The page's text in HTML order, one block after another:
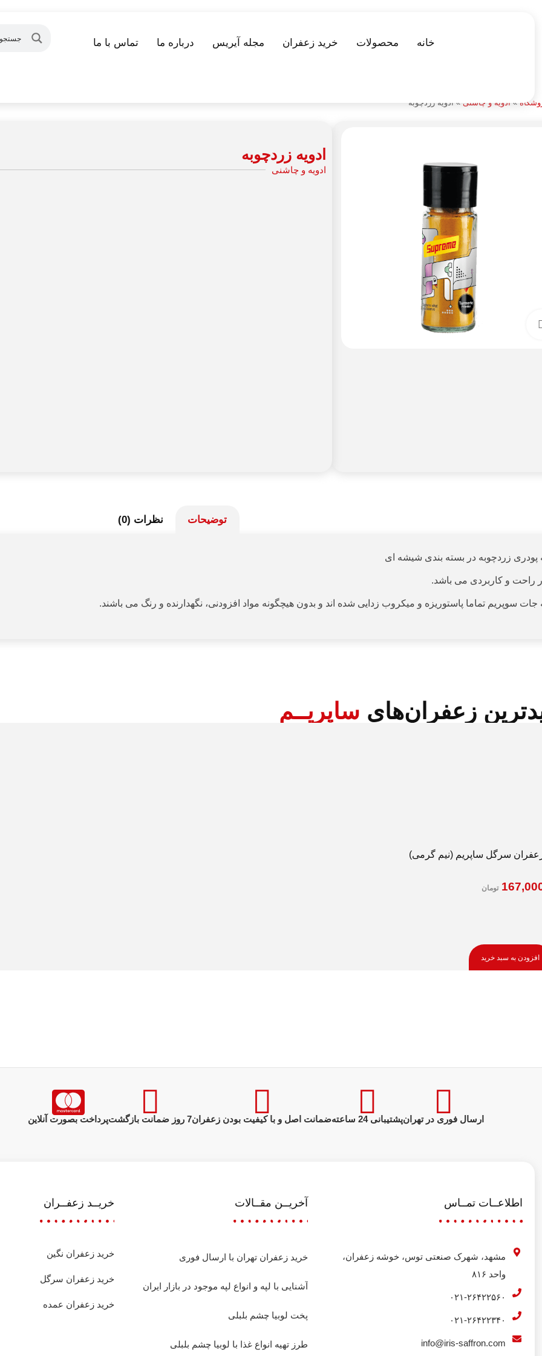
خانه محصولات خرید زعفران مجله آیریس درباره ما تماس با ما
» ادویه و چاشنی » ادویه زردچوبه
برای بزرگنمایی کلیک کنید
ادویه زردچوبه
ادویه و چاشنی
توضیحات نظرات (0)
پودری زردچوبه در بسته بندی شیشه ای
راحت و کاربردی می باشد.
جات سوپریم تماما پاستوریزه و میکروب زدایی شده اند و بدون هیچگونه مواد افزودنی، نگهدارنده و رنگ می باشند.
زعفران‌های ساپریــم
سرگل ساپریم (نیم گرمی)
تومان
افزودن به سبد خرید
ارسال فوری در تهرانپشتیبانی 24 ساعته ضمانت اصل و با کیفیت بودن زعفران7 روز ضمانت بازگشت پرداخت بصورت آنلاین
اطلاعــات تمــاس
مشهد، شهرک صنعتی توس، خوشه زعفران،
واحد ۸۱۶
۰۲۱-۲۶۴۲۲۵۶۰
۰۲۱-۲۶۴۲۲۳۴۰
info@iris-saffron.com
آخریــن مقــالات
خرید زعفران تهران با ارسال فوری
آشنایی با لپه و انواع لپه موجود در بازار ایران
پخت لوبیا چشم بلبلی
طرز تهیه انواع غذا با لوبیا چشم بلبلی
خریــد زعفــران
خرید زعفران نگین
خرید زعفران سرگل
خرید زعفران عمده